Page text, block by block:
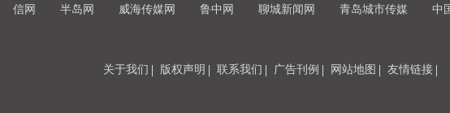
信网 半岛网 威海传媒网 鲁中网 聊城新闻网 青岛城市传媒 中
关于我们 版权声明 联系我们 广告刊例 网站地图 友情链接